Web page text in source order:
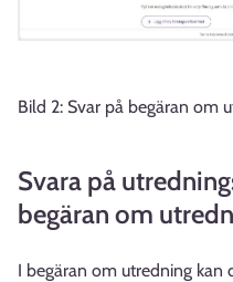
Bild 2: Svar på begäran om
Svara på
begäran om
I begäran om utredning kan